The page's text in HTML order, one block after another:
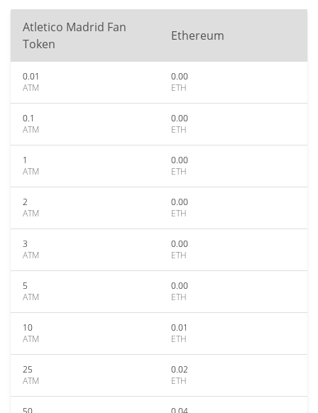
Atletico Madrid Fan
Token
Ethereum
0.01
ATM
0.00
ETH
0.1
ATM
0.00
ETH
1
ATM
0.00
ETH
2
ATM
0.00
ETH
3
ATM
0.00
ETH
5
ATM
0.00
ETH
10
ATM
0.01
ETH
25
ATM
0.02
ETH